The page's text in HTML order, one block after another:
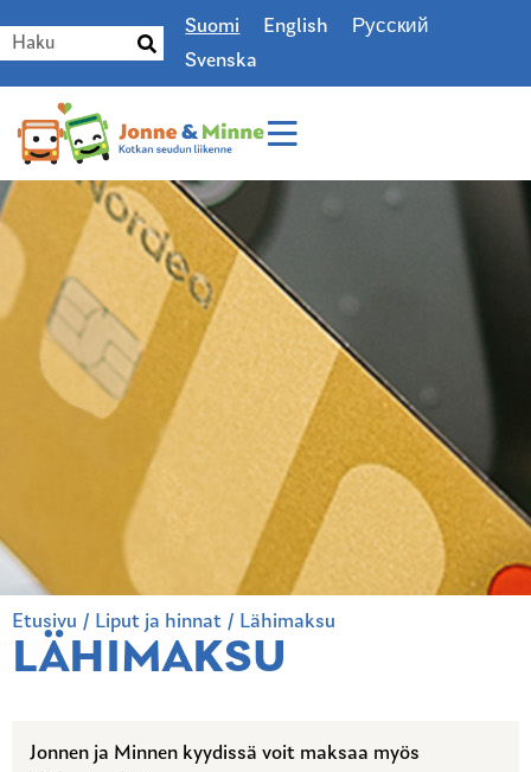
Suomi English
Русский
Svenska
Etusivu / Liput ja hinnat / Lähimaksu
LÄHIMAKSU
Jonnen ja Minnen kyydissä voit maksaa myös